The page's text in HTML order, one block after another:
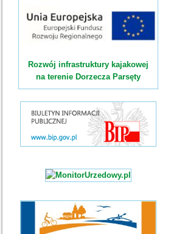
Rozwój infrastruktury kajakowej
na terenie Dorzecza Parsęty